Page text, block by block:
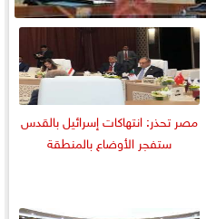
مصر تحذر: انتهاكات إسرائيل بالقدس
ستفجر الأوضاع بالمنطقة